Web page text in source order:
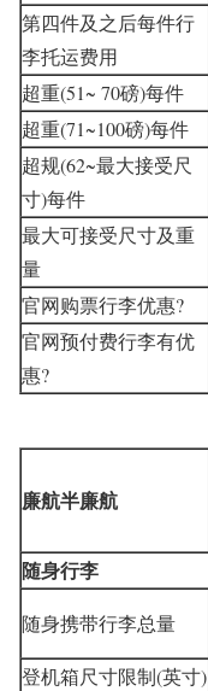
第四件及之后每件行
李托运费用
超重(51~ 70磅)每件
超重(71~100磅)每件
超规(62~最大接受尺
寸)每件
最大可接受尺寸及重
量
官网购票行李优惠?
官网预付费行李有优
惠?
廉航半廉航
随身行李
随身携带行李总量
登机箱尺寸限制(英寸)